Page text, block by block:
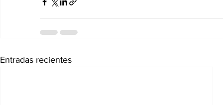
Entradas recientes